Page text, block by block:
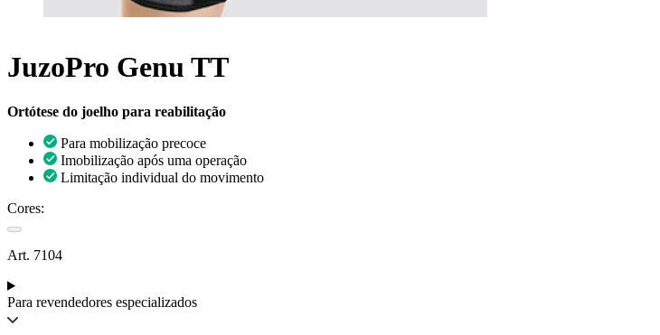
JuzoPro Genu TT
Ortótese do joelho para reabilitação
Para mobilização precoce
Imobilização após uma operação
Limitação individual do movimento
Cores:
Art. 7104
Para revendedores especializados